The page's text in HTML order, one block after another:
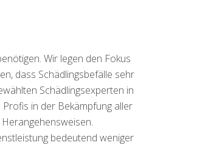
Wir legen den Fokus
dass Schädlingsbefälle sehr
Schädlingsexperten in
in der Bekämpfung aller
bedeutend weniger